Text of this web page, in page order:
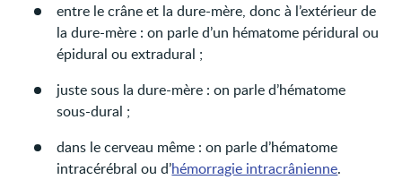
entre le crâne et la dure-mère, donc à l’extérieur de
la dure-mère : on parle d’un hématome péridural ou
épidural ou extradural ;
juste sous la dure-mère : on parle d’hématome
sous-dural ;
dans le cerveau même : on parle d’hématome
intracérébral ou d’hémorragie intracrânienne.